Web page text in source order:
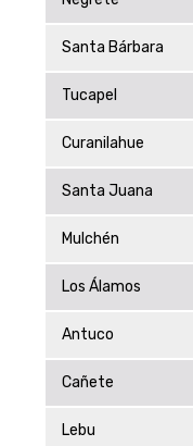
Santa Bárbara
Tucapel
Curanilahue
Santa Juana
Mulchén
Los Álamos
Antuco
Cañete
Lebu